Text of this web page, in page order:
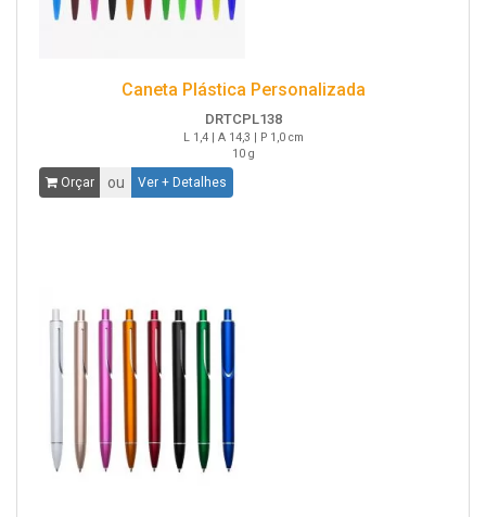
Caneta Plástica Personalizada
DRTCPL138
L 1,4 | A 14,3 | P 1,0 cm
10 g
Orçar ou Ver + Detalhes